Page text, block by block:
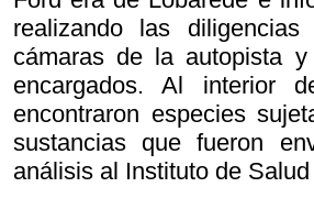
realizando las
cámaras de la autopista
encargados. Al interior
encontraron especies
sustancias que fueron
análisis al Instituto de Salud